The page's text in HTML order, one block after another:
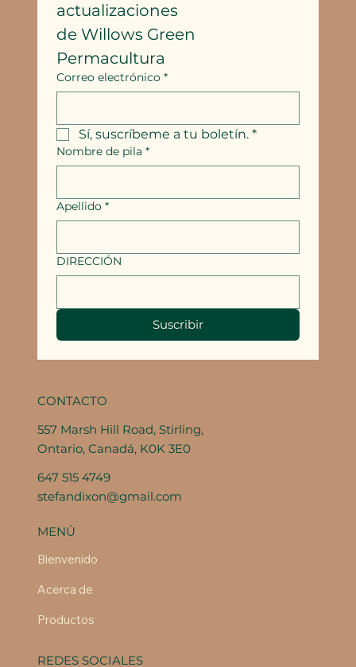
actualizaciones
de Willows Green
Permacultura
Correo electrónico *
Sí, suscríbeme a tu boletín. *
Nombre de pila *
Apellido *
DIRECCIÓN
Suscribir
CONTACTO
557 Marsh Hill Road, Stirling,
Ontario, Canadá, K0K 3E0
647 515 4749
stefandixon@gmail.com
MENÚ
Bienvenido
Acerca de
Productos
REDES SOCIALES